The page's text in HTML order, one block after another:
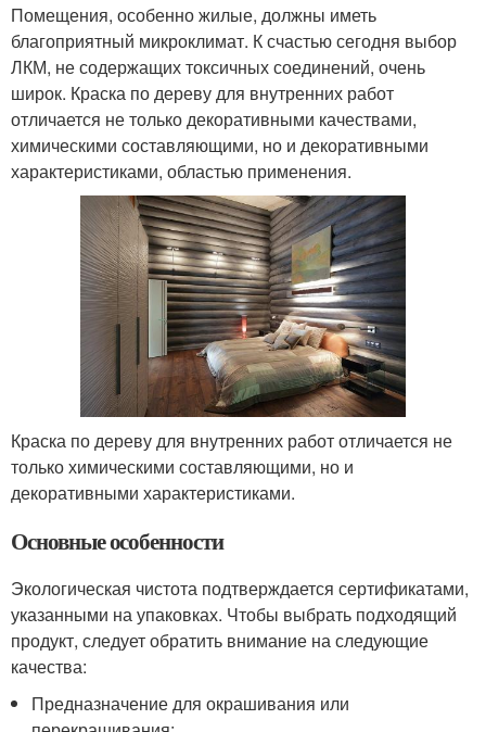
Помещения, особенно жилые, должны иметь
благоприятный микроклимат. К счастью сегодня выбор
ЛКМ, не содержащих токсичных соединений, очень
широк. Краска по дереву для внутренних работ
отличается не только декоративными качествами,
химическими составляющими, но и декоративными
характеристиками, областью применения.
Краска по дереву для внутренних работ отличается не
только химическими составляющими, но и
декоративными характеристиками.
Основные особенности
Экологическая чистота подтверждается сертификатами,
указанными на упаковках. Чтобы выбрать подходящий
продукт, следует обратить внимание на следующие
качества:
Предназначение для окрашивания или